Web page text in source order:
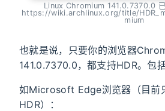
Linux Chromium 141.0.7370.0 已
https://wiki.archlinux.org/title/
mium
也就是说，只要你的浏览器
141.0.7370.0，都支持HDR。包
如Microsoft Edge浏览器（目前
HDR）：